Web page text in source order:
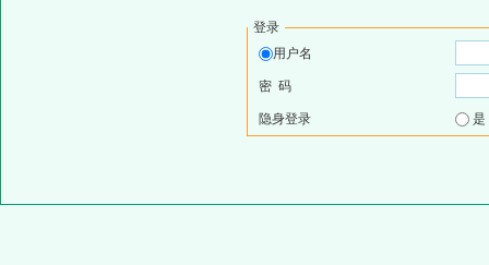
登录
用户名
密 码
隐身登录